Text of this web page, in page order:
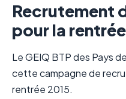
Recrutement
pour la
Le GEIQ BTP des Pays
cette campagne de
rentrée 2015.